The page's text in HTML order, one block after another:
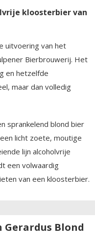
kloosterbier van
uitvoering van het
Bierbrouwerij. Het
en hetzelfde
maar dan volledig
sprankelend blond bier
licht zoete, moutige
lijn alcoholvrije
een volwaardig
van een kloosterbier.
Blond